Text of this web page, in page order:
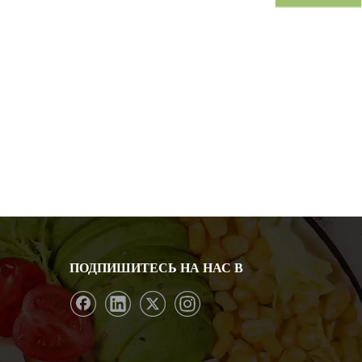
ПОДПИШИТЕСЬ НА НАС В